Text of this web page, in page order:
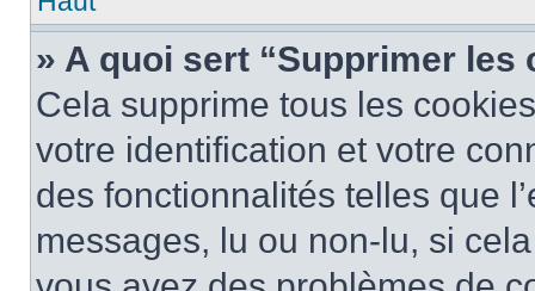
» A quoi sert “Supprimer les
Cela supprime tous les
votre identification et votre
des fonctionnalités telles que
messages, lu ou non-lu, si